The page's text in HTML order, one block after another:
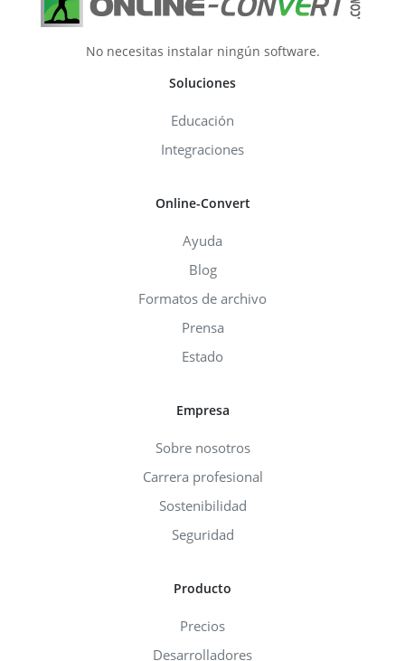
No necesitas instalar ningún software.
Soluciones
Educación
Integraciones
Online-Convert
Ayuda
Blog
Formatos de archivo
Prensa
Estado
Empresa
Sobre nosotros
Carrera profesional
Sostenibilidad
Seguridad
Producto
Precios
Desarrolladores